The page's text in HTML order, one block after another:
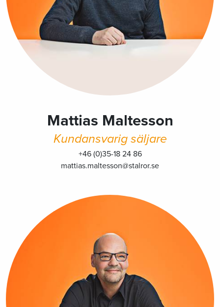
Mattias Maltesson
Kundansvarig säljare
+46 (0)35-18 24 86
mattias.maltesson@stalror.se